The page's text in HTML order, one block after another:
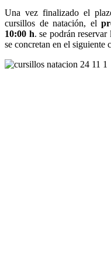
Una vez finalizado el
cursillos de natación, el
10:00 h. se podrán
se concretan en el siguiente